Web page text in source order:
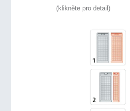
(klikněte pro detail)